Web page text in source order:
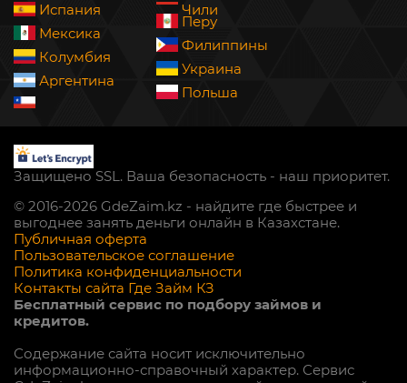
Испания
Мексика
Колумбия
Аргентина
Чили
Перу
Филиппины
Украина
Польша
Защищено SSL. Ваша безопасность - наш приоритет.
© 2016-2026 GdeZaim.kz - найдите где быстрее и
выгоднее занять деньги онлайн в Казахстане.
Публичная оферта
Пользовательское соглашение
Политика конфиденциальности
Контакты сайта Где Займ КЗ
Бесплатный сервис по подбору займов и
кредитов.
Содержание сайта носит исключительно
информационно-справочный характер. Сервис